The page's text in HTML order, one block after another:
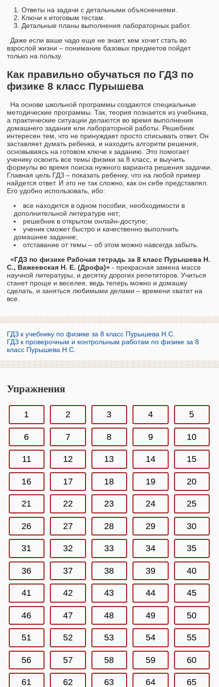
Ответы на задачи с детальными объяснениями.
Ключи к итоговым тестам.
Детальные планы выполнения лабораторных работ.
Даже если ваше чадо еще не знает, кем хочет стать во
взрослой жизни – понимание базовых предметов пойдет
только на пользу.
Как правильно обучаться по ГДЗ по
физике 8 класс Пурышева
На основе школьной программы создаются специальные
методические программы. Так, теория познается из учебника,
а практические ситуации делаются во время выполнения
домашнего задания или лабораторной работы. Решебник
интересен тем, что не принуждает просто списывать ответ. Он
заставляет думать ребенка, и находить алгоритм решения,
основываясь на готовом ключе к заданию. Это помогает
ученику освоить все темы физики за 8 класс, и выучить
формулы во время поиска нужного варианта решения задачки.
Главная цель ГДЗ – показать ребенку, что на любой пример
найдется ответ. И это не так сложно, как он себе представлял.
Его удобно использовать, ибо:
все находится в одном пособии, необходимости в
дополнительной литературе нет;
решебник в открытом онлайн-доступе;
ученик сможет быстро и качественно выполнить
домашнее задание;
отставание от темы – об этом можно навсегда забыть.
«ГДЗ по физике Рабочая тетрадь за 8 класс Пурышева Н.
С., Важеевская Н. Е. (Дрофа)» - прекрасная замена массе
научной литературы, и десятку дорогих репетиторов. Учиться
станет проще и веселее, ведь теперь можно и домашку
сделать, и заняться любимыми делами – времени хватит на
все.
ГДЗ к учебнику по физике за 8 класс Пурышева Н.С.
ГДЗ к проверочным и контрольным работам по физике за 8
класс Пурышева Н.С.
Упражнения
1 2 3 4 5
6 7 8 9 10
11 12 13 14 15
16 17 18 19 20
21 22 23 24 25
26 27 28 29 30
31 32 33 34 35
36 37 38 39 40
41 42 43 44 45
46 47 48 49 50
51 52 53 54 55
56 57 58 59 60
61 62 63 64 65